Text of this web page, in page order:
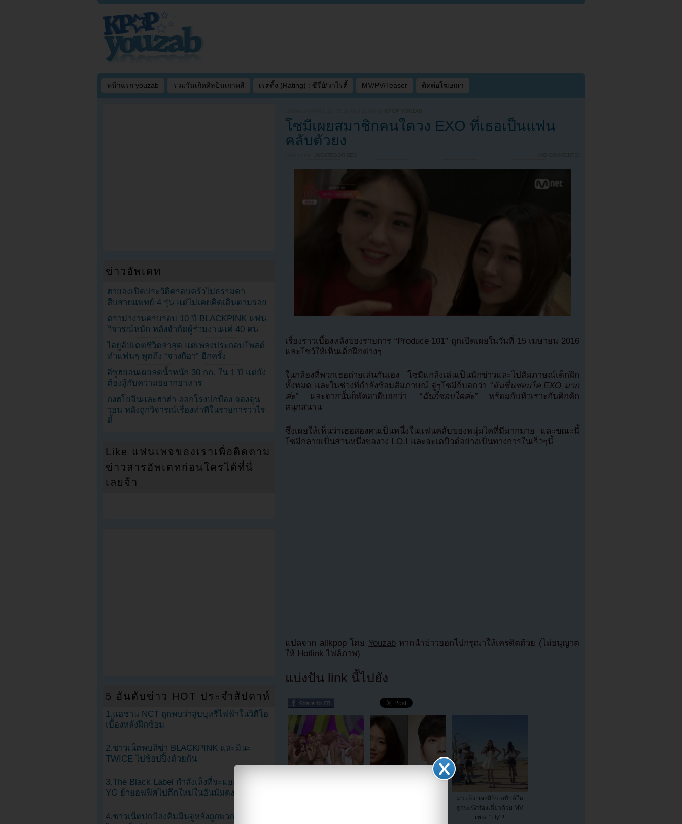
หน้าแรก youzab รวมวันเกิดศิลปินเกาหลี เรตติ้ง (Rating) : ซีรี่ย์/วาไรตี้ MV/PV/Teaser ติดต่อโฆษณา
KPOP YOUZAB
โซมีเผยสมาชิกคนใดวง EXO ที่เธอเป็นแฟน
คลับตัวยง
UNCATEGORIZED NO COMMENTS
เรื่องราวเบื้องหลังของรายการ “Produce 101” ถูกเปิดเผยในวันที่ 15 เมษายน 2016
และโชว์ให้เห็นเด็กฝึกต่างๆ
ในกล้องที่พวกเธอถ่ายเล่นกันเอง โซมีแกล้งเล่นเป็นนักข่าวและไปสัมภาษณ์เด็กฝึก
ทั้งหมด และในช่วงที่กำลังซ้อมสัมภาษณ์ จู่ๆโซมีก็บอกว่า “ฉันชื่นชอบไค EXO มาก
ค่ะ” และจากนั้นก็พัคฮาอีบอกว่า “ฉันก็ชอบไคค่ะ”พร้อมกับหัวเราะกันคิกคัก
สนุกสนาน
ซึ่งเผยให้เห็นว่าเธอสองคนเป็นหนึ่งในแฟนคลับของหนุ่มไคที่มีมากมาย และขณะนี้
โซมีกลายเป็นส่วนหนึ่งของวง I.O.I และจะเดบิวต์อย่างเป็นทางการในเร็วๆนี้
แปลจาก allkpop โดย Youzabหากนำข่าวออกไปกรุณาให้เครดิตด้วย (ไม่อนุญาต
ให้ Hotlink ไฟล์ภาพ)
แบ่งปัน link นี้ไปยัง
มาแล้ว!!เจสสิก้าเดบิวต์ใน
ฐานะนักร้องเดี่ยวด้วย MV
เพลง "Fly"!!
ข่าวอัพเดท
ฮายองเปิดประวัติครอบครัวไม่ธรรมดา
สืบสายแพทย์ 4 รุ่น แต่ไม่เคยคิดเดินตามรอย
ดราม่างานครบรอบ 10 ปี BLACKPINK แฟน
วิจารณ์หนัก หลังจำกัดผู้ร่วมงานแค่ 40 คน
ไอยูอัปเดตชีวิตล่าสุด แต่เพลงประกอบโพสต์
ทำแฟนๆ พูดถึง “จางกีฮา” อีกครั้ง
อีซูฮยอนเผยลดน้ำหนัก 30 กก. ใน 1 ปี แต่ยัง
ต้องสู้กับความอยากอาหาร
กงฮโยจินและฮาฮ่า ออกโรงปกป้อง จองจุน
วอน หลังถูกวิจารณ์เรื่องท่าทีในรายการวาไร
ตี้
Like แฟนเพจของเราเพื่อติดตาม
ข่าวสารอัพเดทก่อนใครได้ที่นี่
เลยจ้า
5 อันดับข่าว HOT ประจำสัปดาห์
1.แฮชาน NCT ถูกพบว่าสูบบุหรี่ไฟฟ้าในวิดีโอ
เบื้องหลังฝึกซ้อม
2.ชาวเน็ตพบลิซ่า BLACKPINK และมินะ
TWICE ไปช้อปปิ้งด้วยกัน
3.The Black Label กำลังเล็งที่จะแยกตัวจาก
YG ย้ายอฟฟิศไปตึกใหม่ในฮันนัมดง
4.ชาวเน็ตปกป้องคิมมินจูหลังถูกพวกเฮดเตอร์